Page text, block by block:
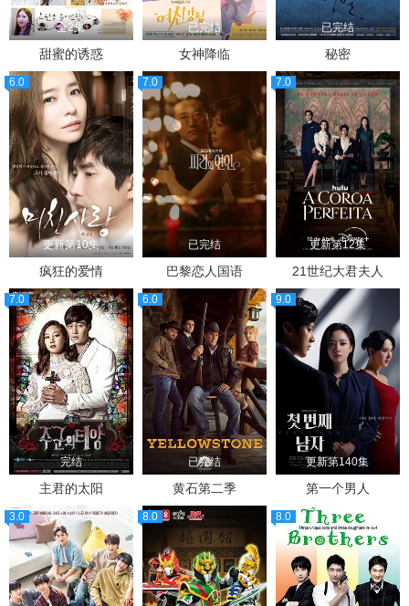
全2集
甜蜜的诱惑
已完结
女神降临
已完结
秘密
6.0
更新第10集
疯狂的爱情
7.0
已完结
巴黎恋人国语
7.0
更新第12集
21世纪大君夫人
7.0
完结
主君的太阳
6.0
已完结
黄石第二季
9.0
更新第140集
第一个男人
3.0 8.0 8.0